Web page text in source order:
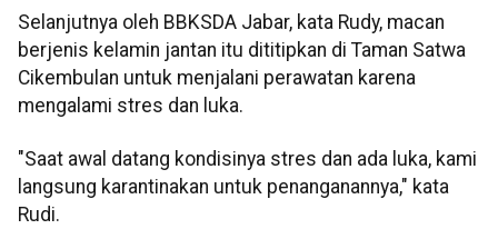
Selanjutnya oleh BBKSDA Jabar, kata Rudy, macan
berjenis kelamin jantan itu dititipkan di Taman Satwa
Cikembulan untuk menjalani perawatan karena
mengalami stres dan luka.
"Saat awal datang kondisinya stres dan ada luka, kami
langsung karantinakan untuk penanganannya," kata
Rudi.